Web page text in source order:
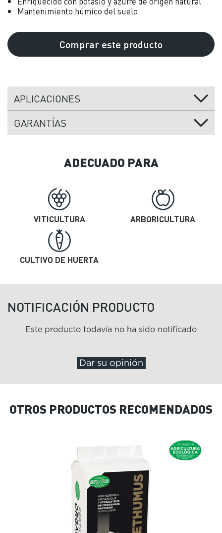
Mantenimiento húmico del suelo
Comprar este producto
APLICACIONES
GARANTÍAS
ADECUADO PARA
VITICULTURA ARBORICULTURA
CULTIVO DE HUERTA
NOTIFICACIÓN PRODUCTO
Este producto todavía no ha sido notificado
Dar su opinión
OTROS PRODUCTOS RECOMENDADOS